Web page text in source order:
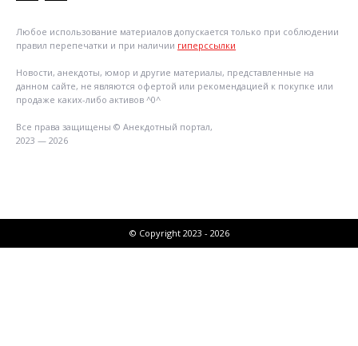
Любое использование материалов допускается только при соблюдении
правил перепечатки и при наличии гиперссылки
Новости, анекдоты, юмор и другие материалы, представленные на
данном сайте, не являются офертой или рекомендацией к покупке или
продаже каких-либо активов ^0^
Все права защищены © Анекдотный портал,
2023 — 2026
© Copyright 2023 - 2026